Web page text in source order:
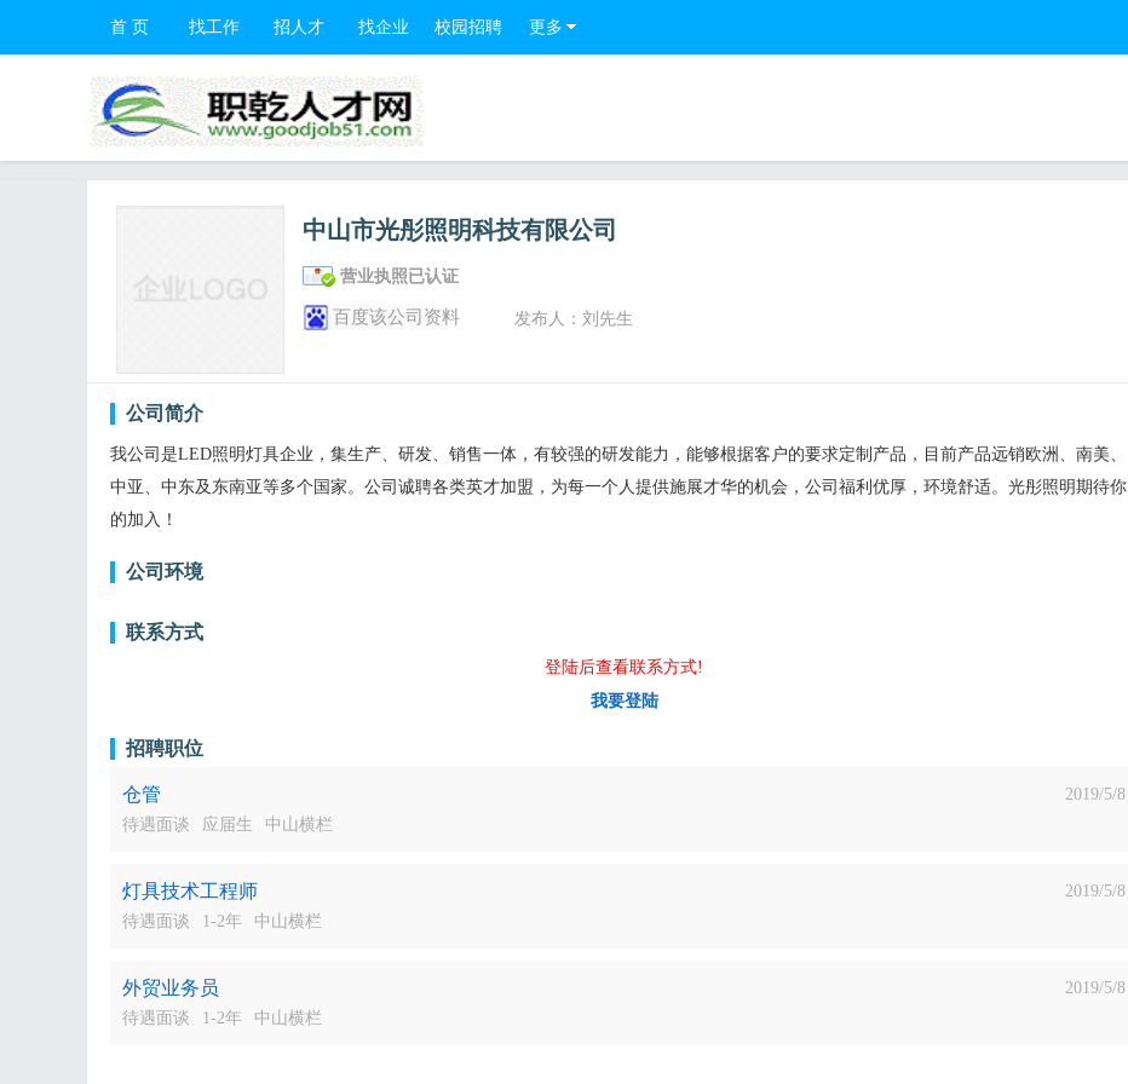
首 页 找工作 招人才 找企业 校园招聘 更多
中山市光彤照明科技有限公司
营业执照已认证
百度该公司资料 发布人：刘先生
公司简介
我公司是LED照明灯具企业，集生产、研发、销售一体，有较强的研发能力，能够根据客户的要求定制产品，目前产品远销欧洲、南美、
中亚、中东及东南亚等多个国家。公司诚聘各类英才加盟，为每一个人提供施展才华的机会，公司福利优厚，环境舒适。光彤照明期待你
的加入！
公司环境
联系方式
登陆后查看联系方式!
我要登陆
招聘职位
仓管
2019/5/8
待遇面谈
应届生 中山横栏
灯具技术工程师
2019/5/8
待遇面谈
1-2年 中山横栏
外贸业务员
2019/5/8
待遇面谈
1-2年 中山横栏